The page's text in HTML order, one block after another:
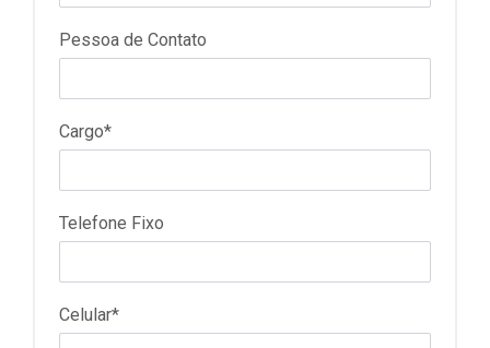
Pessoa de Contato
Cargo*
Telefone Fixo
Celular*